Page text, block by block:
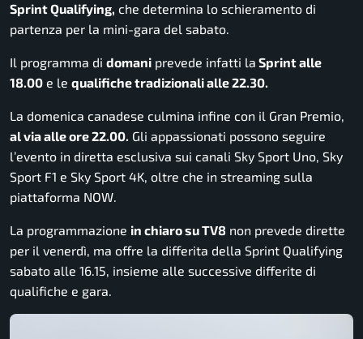
Sprint Qualifying, che determina lo schieramento di
partenza per la mini-gara del sabato.
Il programma di domani prevede infatti la Sprint alle
18.00 e le qualifiche tradizionali alle 22.30.
La domenica canadese culmina infine con il Gran Premio,
al via alle ore 22.00. Gli appassionati possono seguire
l’evento in diretta esclusiva sui canali Sky Sport Uno, Sky
Sport F1 e Sky Sport 4K, oltre che in streaming sulla
piattaforma NOW.
La programmazione in chiaro su TV8 non prevede dirette
per il venerdì, ma offre la differita della Sprint Qualifying
sabato alle 16.15, insieme alle successive differite di
qualifiche e gara.